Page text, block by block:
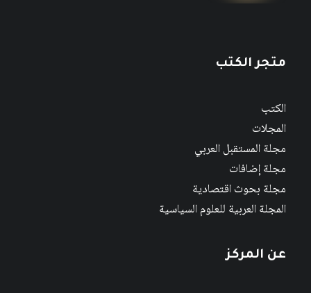
متجر الكتب
الكتب
المجلات
مجلة المستقبل العربي
مجلة إضافات
مجلة بحوث اقتصادية
المجلة العربية للعلوم السياسية
عن المركز